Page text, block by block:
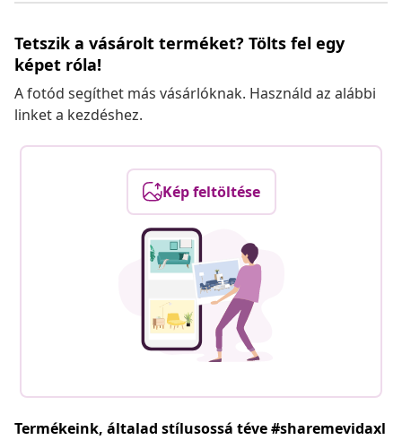
Tetszik a vásárolt terméket? Tölts fel egy
képet róla!
A fotód segíthet más vásárlóknak. Használd az alábbi
linket a kezdéshez.
Kép feltöltése
Termékeink, általad stílusossá téve #sharemevidaxl